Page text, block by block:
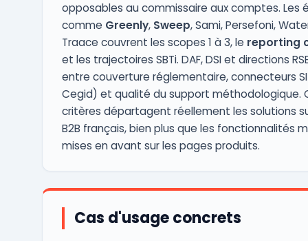
opposables au commissaire aux comptes. Les
comme Greenly, Sweep, Sami, Persefoni,
Traace couvrent les scopes 1 à 3, le reporting
et les trajectoires SBTi. DAF, DSI et directions
entre couverture réglementaire, connecteurs SI
Cegid) et qualité du support méthodologique.
critères départagent réellement les solutions
B2B français, bien plus que les fonctionnalités
mises en avant sur les pages produits.
Cas d'usage concrets